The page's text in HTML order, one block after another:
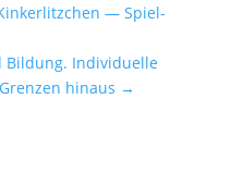
— Spiel-
Bildung. Indivi­du­elle
hinaus →